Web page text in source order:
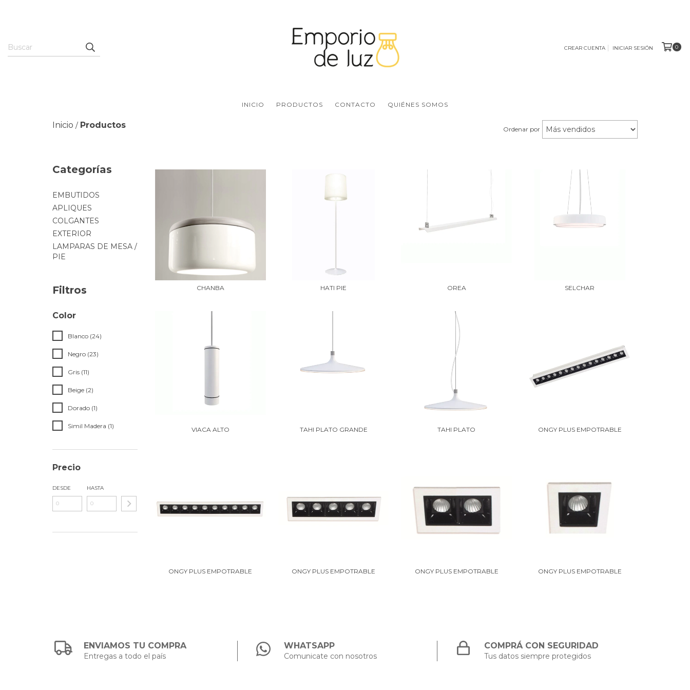
CREAR CUENTA INICIAR SESIÓN 0
INICIO PRODUCTOS CONTACTO QUIÉNES SOMOS
Inicio / Productos Ordenar por
Categorías
EMBUTIDOS
APLIQUES
COLGANTES
EXTERIOR
LAMPARAS DE MESA /
PIE
Filtros
Color
Blanco (24)
Negro (23)
Gris (11)
Beige (2)
Dorado (1)
Simil Madera (1)
Precio
DESDE HASTA
CHANBA HATI PIE OREA SELCHAR
VIACA ALTO TAHI PLATO GRANDE TAHI PLATO ONGY PLUS EMPOTRABLE
ONGY PLUS EMPOTRABLE ONGY PLUS EMPOTRABLE ONGY PLUS EMPOTRABLE ONGY PLUS EMPOTRABLE
ENVIAMOS TU COMPRA
Entregas a todo el país
WHATSAPP
Comunicate con nosotros
COMPRÁ CON SEGURIDAD
Tus datos siempre protegidos